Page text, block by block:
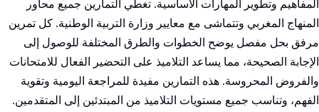
المفاهيم وتطوير المهارات الأساسية. تغطي التمارين جميع محاور
المنهاج المغربي وتتماشى مع معايير وزارة التربية الوطنية. كل تمرين
مرفق بحل مفصل يوضح الخطوات والطرق المختلفة للوصول إلى
الإجابة الصحيحة، مما يساعد التلاميذ على التحضير الفعال للامتحانات
والفروض المحروسة. هذه التمارين مفيدة للمراجعة اليومية وتقوية
الفهم، وتناسب جميع مستويات التلاميذ من المبتدئين إلى المتقدمين.